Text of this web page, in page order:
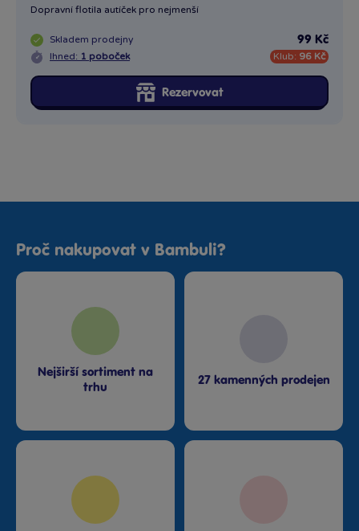
Dopravní flotila autíček pro nejmenší
Skladem prodejny
Ihned: 1 poboček
99 Kč
Klub: 96 Kč
Rezervovat
Proč nakupovat v Bambuli?
Nejširší sortiment na
trhu
27 kamenných prodejen